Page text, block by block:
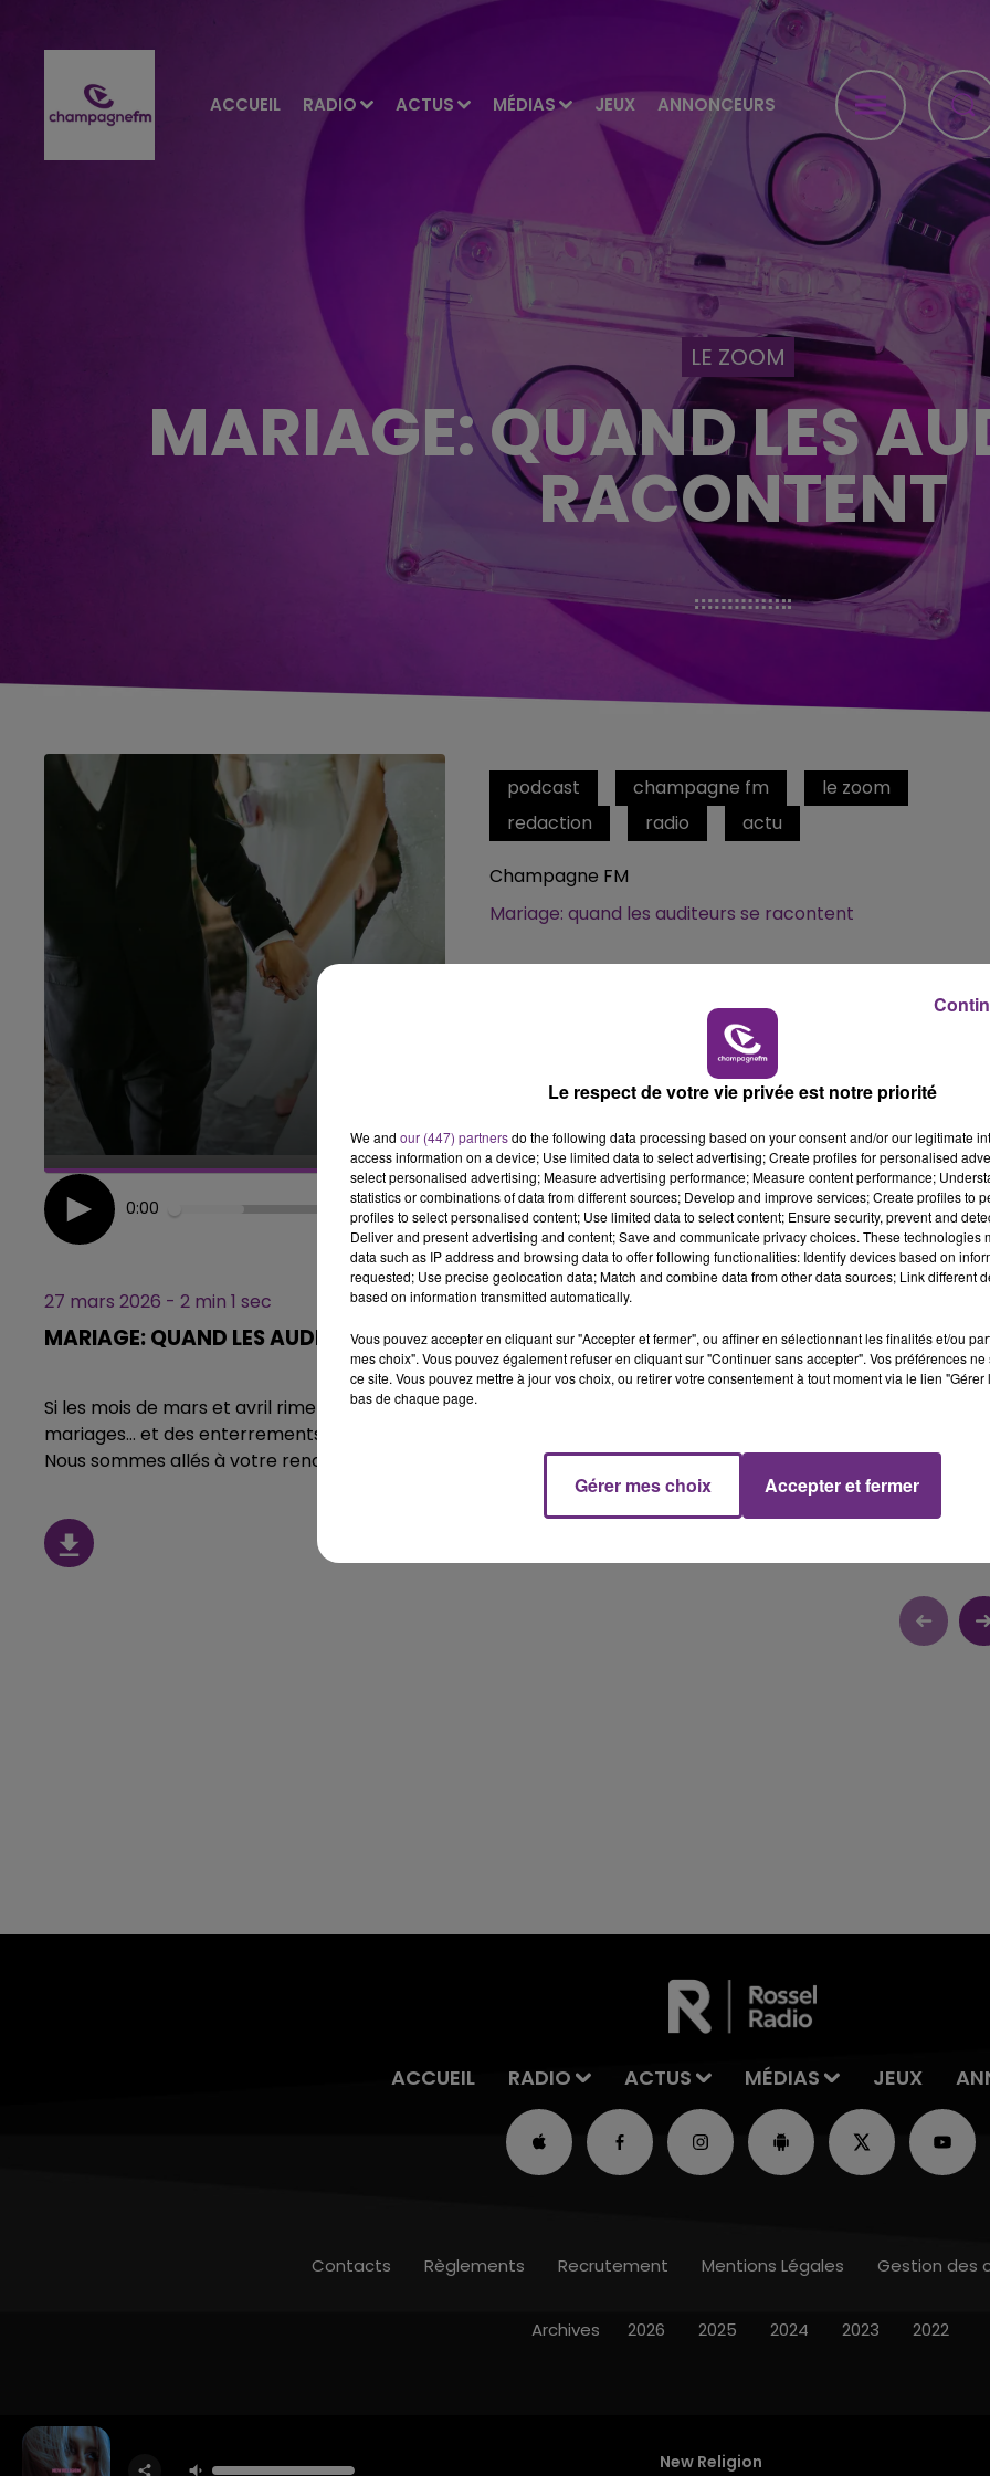
ACCUEIL RADIO ACTUS MÉDIAS JEUX ANNONCEURS
10h00 - 14h00
LE TICKET DE CAISSE
14h00 - 15h00
LA RADIO POP
LE ZOOM
MARIAGE: QUAND LES
RACONTENT
podcast champagne fm
le zoom
redaction
radio actu
Champagne FM
Mariage: quand les auditeurs se racontent
0:00 2 min 1
27 mars 2026 - 2 min 1 sec
MARIAGE: QUAND LES AUDITEURS SE RACONTENT
Si les mois de mars et avril riment souvent avec giboulées, ils marquent aussi le début de la saison des
mariages… et des enterrements de vie de célibataire.
Nous sommes allés à votre rencontre pour recueillir vos meilleurs souvenirs.
ACCUEIL RADIO ACTUS MÉDIAS JEUX
New Religion
Contacts Règlements Recrutement Mentions Légales Gestion des
Archives 2026 2025 2024 2023 2022
Le respect de votre vie privée est notre priorité
We and our (447) partnersdo the following data processing based on your consent and/or our legitimate
access information on a device; Use limited data to select advertising; Create profiles for personalised
select personalised advertising; Measure advertising performance; Measure content performance;
statistics or combinations of data from different sources; Develop and improve services; Create profiles to
profiles to select personalised content; Use limited data to select content; Ensure security, prevent and
Deliver and present advertising and content; Save and communicate privacy choices. These technologies
data such as IP address and browsing data to offer following functionalities: Identify devices based on
requested; Use precise geolocation data; Match and combine data from other data sources; Link different
based on information transmitted automatically.
Vous pouvez accepter en cliquant sur "Accepter et fermer", ou affiner en sélectionnant les finalités et/ou
mes choix". Vous pouvez également refuser en cliquant sur "Continuer sans accepter". Vos préférences
ce site. Vous pouvez mettre à jour vos choix, ou retirer votre consentement à tout moment via le lien
bas de chaque page.
Gérer mes choix Accepter et fermer